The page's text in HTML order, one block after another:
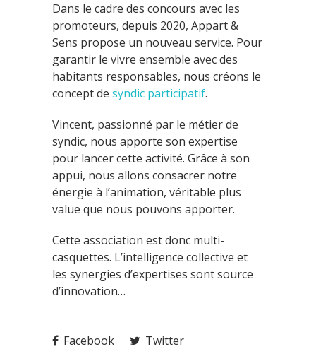
Dans le cadre des concours avec les
promoteurs, depuis 2020, Appart &
Sens propose un nouveau service. Pour
garantir le vivre ensemble avec des
habitants responsables, nous créons le
concept de syndic participatif.
Vincent, passionné par le métier de
syndic, nous apporte son expertise
pour lancer cette activité. Grâce à son
appui, nous allons consacrer notre
énergie à l’animation, véritable plus
value que nous pouvons apporter.
Cette association est donc multi-
casquettes. L’intelligence collective et
les synergies d’expertises sont source
d’innovation…
Facebook
Twitter